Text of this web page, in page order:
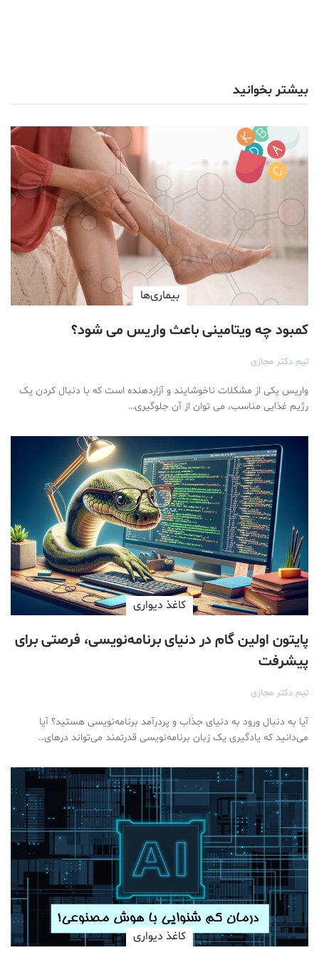
بیشتر بخوانید
بیماری‌ها
کمبود چه ویتامینی باعث واریس می شود؟
تیم دکتر مجازی
واریس یکی از مشکلات ناخوشایند و آزاردهنده است که با دنبال کردن یک
رژیم غذایی مناسب، می توان از آن جلوگیری…
کاغذ دیواری
پایتون اولین گام در دنیای برنامه‌نویسی، فرصتی برای
پیشرفت
تیم دکتر مجازی
آیا به دنبال ورود به دنیای جذاب و پردرآمد برنامه‌نویسی هستید؟ آیا
می‌دانید که یادگیری یک زبان برنامه‌نویسی قدرتمند می‌تواند درهای…
کاغذ دیواری